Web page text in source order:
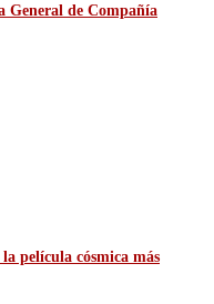
General de Compañía
película cósmica más